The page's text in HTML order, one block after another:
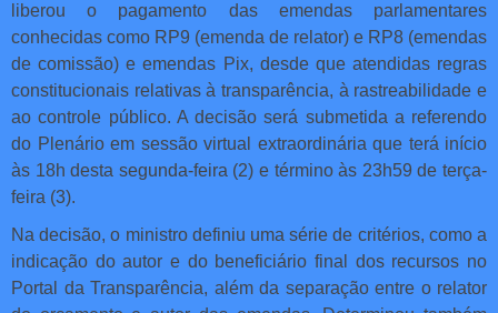
liberou o pagamento das emendas parlamentares
conhecidas como RP9 (emenda de relator) e RP8 (emendas
de comissão) e emendas Pix, desde que atendidas regras
constitucionais relativas à transparência, à rastreabilidade e
ao controle público. A decisão será submetida a referendo
do Plenário em sessão virtual extraordinária que terá início
às 18h desta segunda-feira (2) e término às 23h59 de terça-
feira (3).
Na decisão, o ministro definiu uma série de critérios, como a
indicação do autor e do beneficiário final dos recursos no
Portal da Transparência, além da separação entre o relator